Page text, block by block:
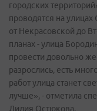
городских
проводятся на улицах
от Некрасовской до
планах - улица
провести довольно
разрослись, есть
работ улица станет
лучше», - отметила
Лилия Остюкова.